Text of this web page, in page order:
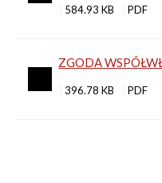
584.93 KB
ZGODA
396.78 KB